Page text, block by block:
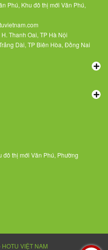
Phú, Khu đô thị mới Văn Phú,
Thanh Oai, TP Hà Nội
Dài, TP Biên Hòa, Đồng Nai
đô thị mới Văn Phú, Phường
HOTU VIỆT NAM